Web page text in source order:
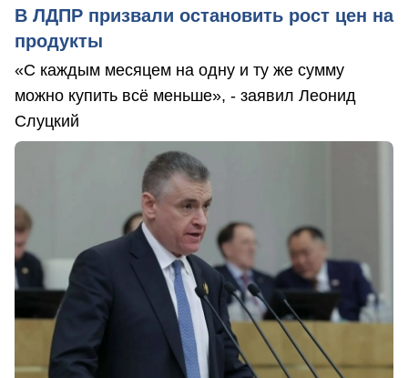
В ЛДПР призвали остановить рост цен на
продукты
«С каждым месяцем на одну и ту же сумму
можно купить всё меньше», - заявил Леонид
Слуцкий